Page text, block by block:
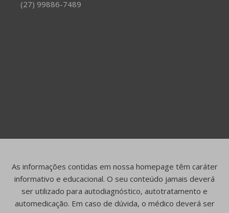
(27) 99886-7489
As informações contidas em nossa homepage têm caráter
informativo e educacional. O seu conteúdo jamais deverá
ser utilizado para autodiagnóstico, autotratamento e
automedicação. Em caso de dúvida, o médico deverá ser